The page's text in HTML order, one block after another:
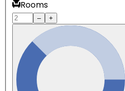
Rooms
– +